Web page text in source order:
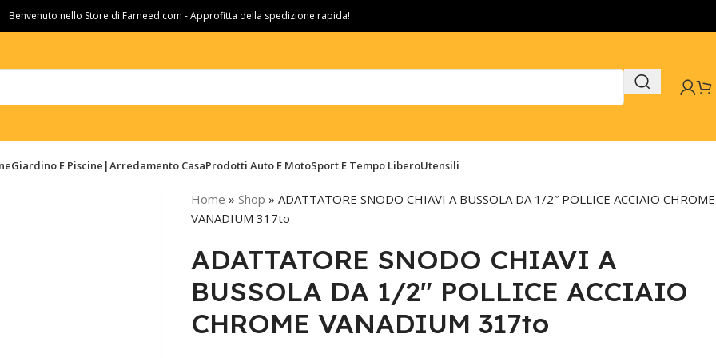
Benvenuto nello Store di Farneed.com - Approfitta della spedizione rapida!
Giardino E Piscine|Arredamento CasaProdotti Auto E MotoSport E Tempo LiberoUtensili
Home » Shop » ADATTATORE SNODO CHIAVI A BUSSOLA DA 1/2″ POLLICE ACCIAIO CHROME
VANADIUM 317to
ADATTATORE SNODO CHIAVI A
BUSSOLA DA 1/2″ POLLICE ACCIAIO
CHROME VANADIUM 317to